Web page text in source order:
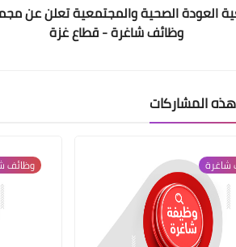
العودة الصحية والمجتمعية تعلن عن
وظائف شاغرة - قطاع غزة
المشاركات
شاغرة وظائف